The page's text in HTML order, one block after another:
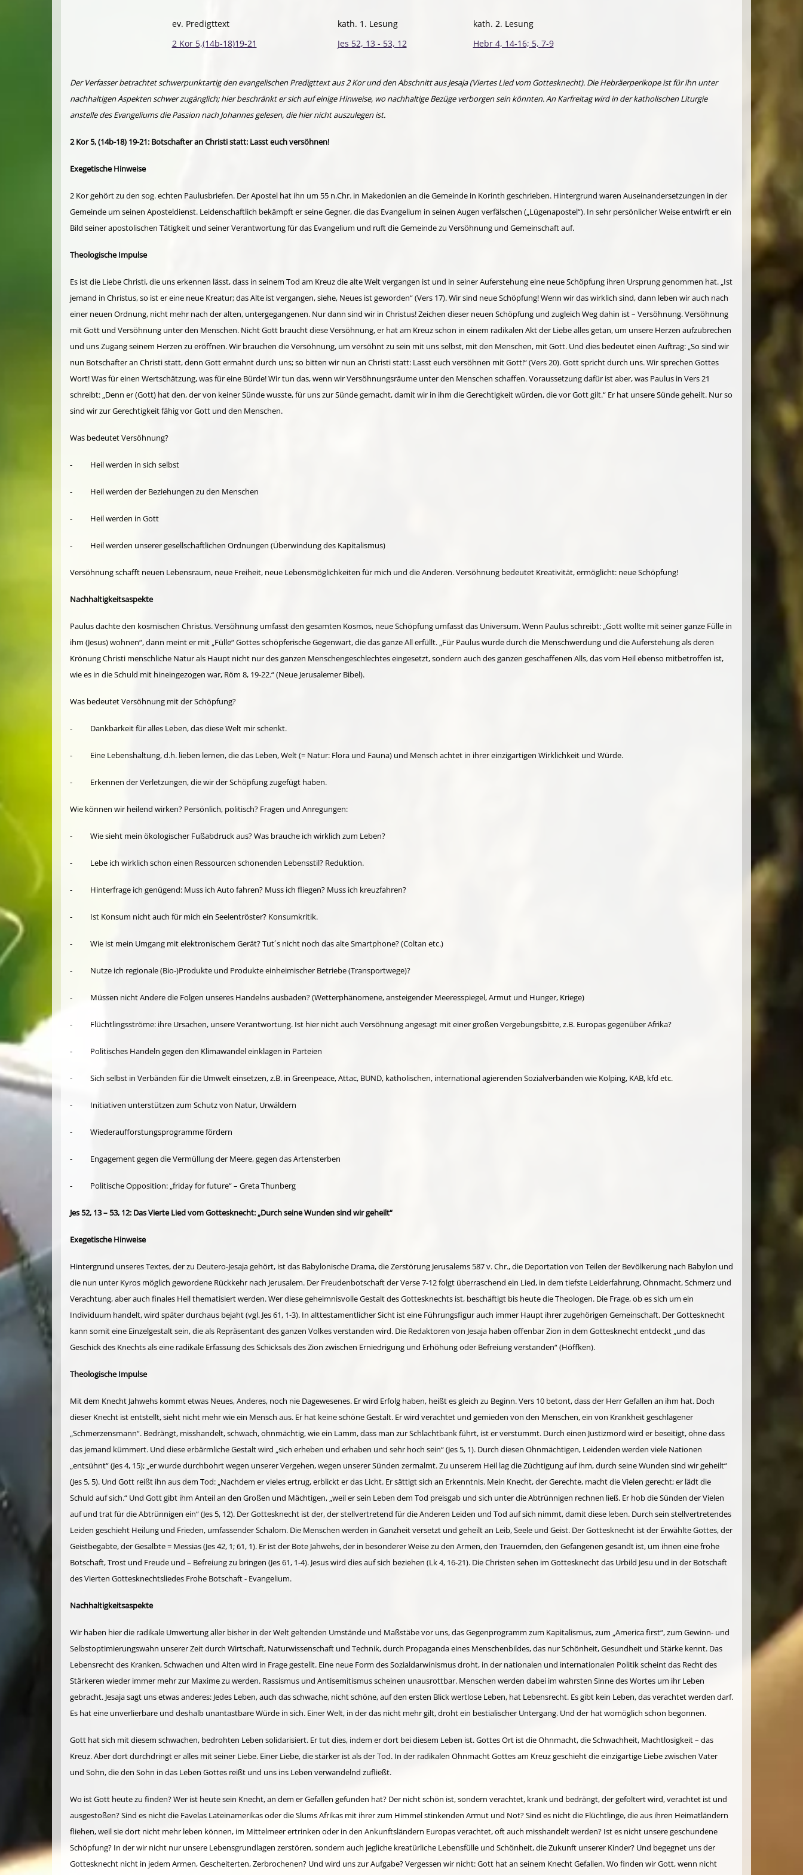
ev. Predigttext kath. 1. Lesung
kath. 2. Lesung
2 Kor 5,(14b-18)19-21
Jes 52, 13 - 53, 12 Hebr 4, 14-16; 5, 7-9
Der Verfasser betrachtet schwerpunktartig den evangelischen Predigttext aus 2 Kor und den Abschnitt aus Jesaja (Viertes Lied vom Gottesknecht). Die Hebräerperikope ist für ihn unter
nachhaltigen Aspekten schwer zugänglich; hier beschränkt er sich auf einige Hinweise, wo nachhaltige Bezüge verborgen sein könnten. An Karfreitag wird in der katholischen Liturgie
anstelle des Evangeliums die Passion nach Johannes gelesen, die hier nicht auszulegen ist.
2 Kor 5, (14b-18) 19-21: Botschafter an Christi statt: Lasst euch versöhnen!
Exegetische Hinweise
2 Kor gehört zu den sog. echten Paulusbriefen. Der Apostel hat ihn um 55 n.Chr. in Makedonien an die Gemeinde in Korinth geschrieben. Hintergrund waren Auseinandersetzungen in der
Gemeinde um seinen Aposteldienst. Leidenschaftlich bekämpft er seine Gegner, die das Evangelium in seinen Augen verfälschen („Lügenapostel“). In sehr persönlicher Weise entwirft er ein
Bild seiner apostolischen Tätigkeit und seiner Verantwortung für das Evangelium und ruft die Gemeinde zu Versöhnung und Gemeinschaft auf.
Theologische Impulse
Es ist die Liebe Christi, die uns erkennen lässt, dass in seinem Tod am Kreuz die alte Welt vergangen ist und in seiner Auferstehung eine neue Schöpfung ihren Ursprung genommen hat. „Ist
jemand in Christus, so ist er eine neue Kreatur; das Alte ist vergangen, siehe, Neues ist geworden“ (Vers 17). Wir sind neue Schöpfung! Wenn wir das wirklich sind, dann leben wir auch nach
einer neuen Ordnung, nicht mehr nach der alten, untergegangenen. Nur dann sind wir in Christus! Zeichen dieser neuen Schöpfung und zugleich Weg dahin ist – Versöhnung. Versöhnung
mit Gott und Versöhnung unter den Menschen. Nicht Gott braucht diese Versöhnung, er hat am Kreuz schon in einem radikalen Akt der Liebe alles getan, um unsere Herzen aufzubrechen
und uns Zugang seinem Herzen zu eröffnen. Wir brauchen die Versöhnung, um versöhnt zu sein mit uns selbst, mit den Menschen, mit Gott. Und dies bedeutet einen Auftrag: „So sind wir
nun Botschafter an Christi statt, denn Gott ermahnt durch uns; so bitten wir nun an Christi statt: Lasst euch versöhnen mit Gott!“ (Vers 20). Gott spricht durch uns. Wir sprechen Gottes
Wort! Was für einen Wertschätzung, was für eine Bürde! Wir tun das, wenn wir Versöhnungsräume unter den Menschen schaffen. Voraussetzung dafür ist aber, was Paulus in Vers 21
schreibt: „Denn er (Gott) hat den, der von keiner Sünde wusste, für uns zur Sünde gemacht, damit wir in ihm die Gerechtigkeit würden, die vor Gott gilt.“ Er hat unsere Sünde geheilt. Nur so
sind wir zur Gerechtigkeit fähig vor Gott und den Menschen.
Was bedeutet Versöhnung?
- Heil werden in sich selbst
- Heil werden der Beziehungen zu den Menschen
- Heil werden in Gott
- Heil werden unserer gesellschaftlichen Ordnungen (Überwindung des Kapitalismus)
Versöhnung schafft neuen Lebensraum, neue Freiheit, neue Lebensmöglichkeiten für mich und die Anderen. Versöhnung bedeutet Kreativität, ermöglicht: neue Schöpfung!
Nachhaltigkeitsaspekte
Paulus dachte den kosmischen Christus. Versöhnung umfasst den gesamten Kosmos, neue Schöpfung umfasst das Universum. Wenn Paulus schreibt: „Gott wollte mit seiner ganze Fülle in
ihm (Jesus) wohnen“, dann meint er mit „Fülle“ Gottes schöpferische Gegenwart, die das ganze All erfüllt. „Für Paulus wurde durch die Menschwerdung und die Auferstehung als deren
Krönung Christi menschliche Natur als Haupt nicht nur des ganzen Menschengeschlechtes eingesetzt, sondern auch des ganzen geschaffenen Alls, das vom Heil ebenso mitbetroffen ist,
wie es in die Schuld mit hineingezogen war, Röm 8, 19-22.“ (Neue Jerusalemer Bibel).
Was bedeutet Versöhnung mit der Schöpfung?
- Dankbarkeit für alles Leben, das diese Welt mir schenkt.
- Eine Lebenshaltung, d.h. lieben lernen, die das Leben, Welt (= Natur: Flora und Fauna) und Mensch achtet in ihrer einzigartigen Wirklichkeit und Würde.
- Erkennen der Verletzungen, die wir der Schöpfung zugefügt haben.
Wie können wir heilend wirken? Persönlich, politisch? Fragen und Anregungen:
- Wie sieht mein ökologischer Fußabdruck aus? Was brauche ich wirklich zum Leben?
- Lebe ich wirklich schon einen Ressourcen schonenden Lebensstil? Reduktion.
- Hinterfrage ich genügend: Muss ich Auto fahren? Muss ich fliegen? Muss ich kreuzfahren?
- Ist Konsum nicht auch für mich ein Seelentröster? Konsumkritik.
- Wie ist mein Umgang mit elektronischem Gerät? Tut´s nicht noch das alte Smartphone? (Coltan etc.)
- Nutze ich regionale (Bio-)Produkte und Produkte einheimischer Betriebe (Transportwege)?
- Müssen nicht Andere die Folgen unseres Handelns ausbaden? (Wetterphänomene, ansteigender Meeresspiegel, Armut und Hunger, Kriege)
- Flüchtlingsströme: ihre Ursachen, unsere Verantwortung. Ist hier nicht auch Versöhnung angesagt mit einer großen Vergebungsbitte, z.B. Europas gegenüber Afrika?
- Politisches Handeln gegen den Klimawandel einklagen in Parteien
- Sich selbst in Verbänden für die Umwelt einsetzen, z.B. in Greenpeace, Attac, BUND, katholischen, international agierenden Sozialverbänden wie Kolping, KAB, kfd etc.
- Initiativen unterstützen zum Schutz von Natur, Urwäldern
- Wiederaufforstungsprogramme fördern
- Engagement gegen die Vermüllung der Meere, gegen das Artensterben
- Politische Opposition: „friday for future“ – Greta Thunberg
Jes 52, 13 – 53, 12: Das Vierte Lied vom Gottesknecht: „Durch seine Wunden sind wir geheilt“
Exegetische Hinweise
Hintergrund unseres Textes, der zu Deutero-Jesaja gehört, ist das Babylonische Drama, die Zerstörung Jerusalems 587 v. Chr., die Deportation von Teilen der Bevölkerung nach Babylon und
die nun unter Kyros möglich gewordene Rückkehr nach Jerusalem. Der Freudenbotschaft der Verse 7-12 folgt überraschend ein Lied, in dem tiefste Leiderfahrung, Ohnmacht, Schmerz und
Verachtung, aber auch finales Heil thematisiert werden. Wer diese geheimnisvolle Gestalt des Gottesknechts ist, beschäftigt bis heute die Theologen. Die Frage, ob es sich um ein
Individuum handelt, wird später durchaus bejaht (vgl. Jes 61, 1-3). In alttestamentlicher Sicht ist eine Führungsfigur auch immer Haupt ihrer zugehörigen Gemeinschaft. Der Gottesknecht
kann somit eine Einzelgestalt sein, die als Repräsentant des ganzen Volkes verstanden wird. Die Redaktoren von Jesaja haben offenbar Zion in dem Gottesknecht entdeckt „und das
Geschick des Knechts als eine radikale Erfassung des Schicksals des Zion zwischen Erniedrigung und Erhöhung oder Befreiung verstanden“ (Höffken).
Theologische Impulse
Mit dem Knecht Jahwehs kommt etwas Neues, Anderes, noch nie Dagewesenes. Er wird Erfolg haben, heißt es gleich zu Beginn. Vers 10 betont, dass der Herr Gefallen an ihm hat. Doch
dieser Knecht ist entstellt, sieht nicht mehr wie ein Mensch aus. Er hat keine schöne Gestalt. Er wird verachtet und gemieden von den Menschen, ein von Krankheit geschlagener
„Schmerzensmann“. Bedrängt, misshandelt, schwach, ohnmächtig, wie ein Lamm, dass man zur Schlachtbank führt, ist er verstummt. Durch einen Justizmord wird er beseitigt, ohne dass
das jemand kümmert. Und diese erbärmliche Gestalt wird „sich erheben und erhaben und sehr hoch sein“ (Jes 5, 1). Durch diesen Ohnmächtigen, Leidenden werden viele Nationen
„entsühnt“ (Jes 4, 15); „er wurde durchbohrt wegen unserer Vergehen, wegen unserer Sünden zermalmt. Zu unserem Heil lag die Züchtigung auf ihm, durch seine Wunden sind wir geheilt“
(Jes 5, 5). Und Gott reißt ihn aus dem Tod: „Nachdem er vieles ertrug, erblickt er das Licht. Er sättigt sich an Erkenntnis. Mein Knecht, der Gerechte, macht die Vielen gerecht; er lädt die
Schuld auf sich.“ Und Gott gibt ihm Anteil an den Großen und Mächtigen, „weil er sein Leben dem Tod preisgab und sich unter die Abtrünnigen rechnen ließ. Er hob die Sünden der Vielen
auf und trat für die Abtrünnigen ein“ (Jes 5, 12). Der Gottesknecht ist der, der stellvertretend für die Anderen Leiden und Tod auf sich nimmt, damit diese leben. Durch sein stellvertretendes
Leiden geschieht Heilung und Frieden, umfassender Schalom. Die Menschen werden in Ganzheit versetzt und geheilt an Leib, Seele und Geist. Der Gottesknecht ist der Erwählte Gottes, der
Geistbegabte, der Gesalbte = Messias (Jes 42, 1; 61, 1). Er ist der Bote Jahwehs, der in besonderer Weise zu den Armen, den Trauernden, den Gefangenen gesandt ist, um ihnen eine frohe
Botschaft, Trost und Freude und – Befreiung zu bringen (Jes 61, 1-4). Jesus wird dies auf sich beziehen (Lk 4, 16-21). Die Christen sehen im Gottesknecht das Urbild Jesu und in der Botschaft
des Vierten Gottesknechtsliedes Frohe Botschaft - Evangelium.
Nachhaltigkeitsaspekte
Wir haben hier die radikale Umwertung aller bisher in der Welt geltenden Umstände und Maßstäbe vor uns, das Gegenprogramm zum Kapitalismus, zum „America first“, zum Gewinn- und
Selbstoptimierungswahn unserer Zeit durch Wirtschaft, Naturwissenschaft und Technik, durch Propaganda eines Menschenbildes, das nur Schönheit, Gesundheit und Stärke kennt. Das
Lebensrecht des Kranken, Schwachen und Alten wird in Frage gestellt. Eine neue Form des Sozialdarwinismus droht, in der nationalen und internationalen Politik scheint das Recht des
Stärkeren wieder immer mehr zur Maxime zu werden. Rassismus und Antisemitismus scheinen unausrottbar. Menschen werden dabei im wahrsten Sinne des Wortes um ihr Leben
gebracht. Jesaja sagt uns etwas anderes: Jedes Leben, auch das schwache, nicht schöne, auf den ersten Blick wertlose Leben, hat Lebensrecht. Es gibt kein Leben, das verachtet werden darf.
Es hat eine unverlierbare und deshalb unantastbare Würde in sich. Einer Welt, in der das nicht mehr gilt, droht ein bestialischer Untergang. Und der hat womöglich schon begonnen.
Gott hat sich mit diesem schwachen, bedrohten Leben solidarisiert. Er tut dies, indem er dort bei diesem Leben ist. Gottes Ort ist die Ohnmacht, die Schwachheit, Machtlosigkeit – das
Kreuz. Aber dort durchdringt er alles mit seiner Liebe. Einer Liebe, die stärker ist als der Tod. In der radikalen Ohnmacht Gottes am Kreuz geschieht die einzigartige Liebe zwischen Vater
und Sohn, die den Sohn in das Leben Gottes reißt und uns ins Leben verwandelnd zufließt.
Wo ist Gott heute zu finden? Wer ist heute sein Knecht, an dem er Gefallen gefunden hat? Der nicht schön ist, sondern verachtet, krank und bedrängt, der gefoltert wird, verachtet ist und
ausgestoßen? Sind es nicht die Favelas Lateinamerikas oder die Slums Afrikas mit ihrer zum Himmel stinkenden Armut und Not? Sind es nicht die Flüchtlinge, die aus ihren Heimatländern
fliehen, weil sie dort nicht mehr leben können, im Mittelmeer ertrinken oder in den Ankunftsländern Europas verachtet, oft auch misshandelt werden? Ist es nicht unsere geschundene
Schöpfung? In der wir nicht nur unsere Lebensgrundlagen zerstören, sondern auch jegliche kreatürliche Lebensfülle und Schönheit, die Zukunft unserer Kinder? Und begegnet uns der
Gottesknecht nicht in jedem Armen, Gescheiterten, Zerbrochenen? Und wird uns zur Aufgabe? Vergessen wir nicht: Gott hat an seinem Knecht Gefallen. Wo finden wir Gott, wenn nicht